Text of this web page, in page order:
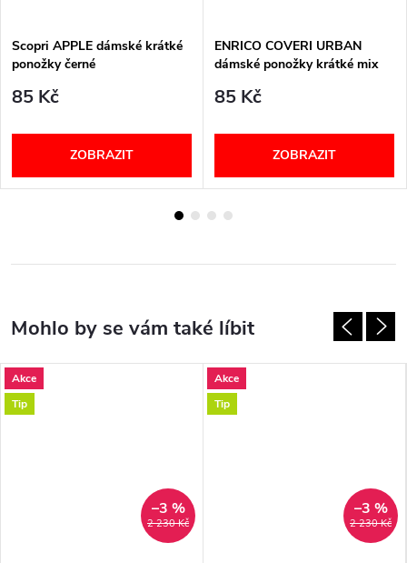
Scopri APPLE dámské krátké
ponožky černé
85 Kč
ZOBRAZIT
ENRICO COVERI URBAN
dámské ponožky krátké mix
85 Kč
ZOBRAZIT
Akce
Tip
2 230 Kč
–3 %
Akce
Tip
2 230 Kč
–3 %